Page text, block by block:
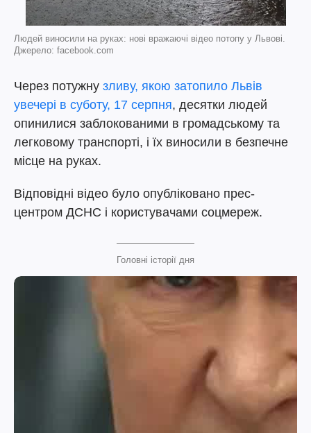
Людей виносили на руках: нові вражаючі відео потопу у Львові.
Джерело: facebook.com
Через потужну зливу, якою затопило Львів
увечері в суботу, 17 серпня, десятки людей
опинилися заблокованими в громадському та
легковому транспорті, і їх виносили в безпечне
місце на руках.
Відповідні відео було опубліковано прес-
центром ДСНС і користувачами соцмереж.
Головні історії дня